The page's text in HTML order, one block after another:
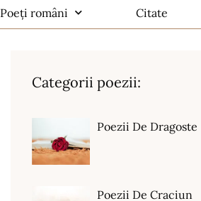
Poeți români Citate
Categorii poezii:
Poezii De Dragoste
Poezii De Craciun